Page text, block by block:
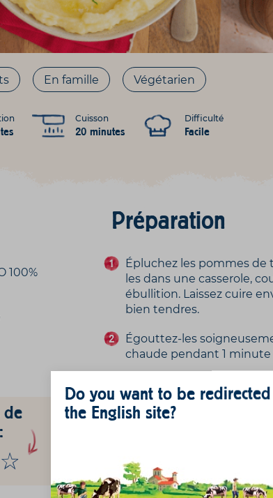
En famille Végétarien
Cuisson
20 minutes
Difficulté
Facile
100%
de
Préparation
Épluchez les pommes de
les dans une casserole,
ébullition. Laissez cuire
bien tendres.
Égouttez-les
chaude pendant 1 minute
Écrasez les pommes de
Incorporez le beurre
mélangeant jusqu’à
Salez, poivrez et servez
Do you want to be
the English site?